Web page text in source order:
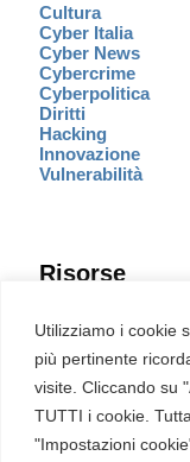
Utilizziamo i cookie
più pertinente
visite. Cliccando su
TUTTI i cookie.
"Impostazioni
Cultura
Cyber Italia
Cyber News
Cybercrime
Cyberpolitica
Diritti
Hacking
Innovazione
Vulnerabilità
Risorse
Eventi
Fumetto Cyber
Newsletter
Servizi
Pubblicità
English